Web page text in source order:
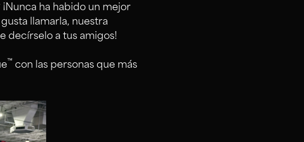
ha habido un mejor
llamarla, nuestra
decírselo a tus amigos!
™ con las personas que más